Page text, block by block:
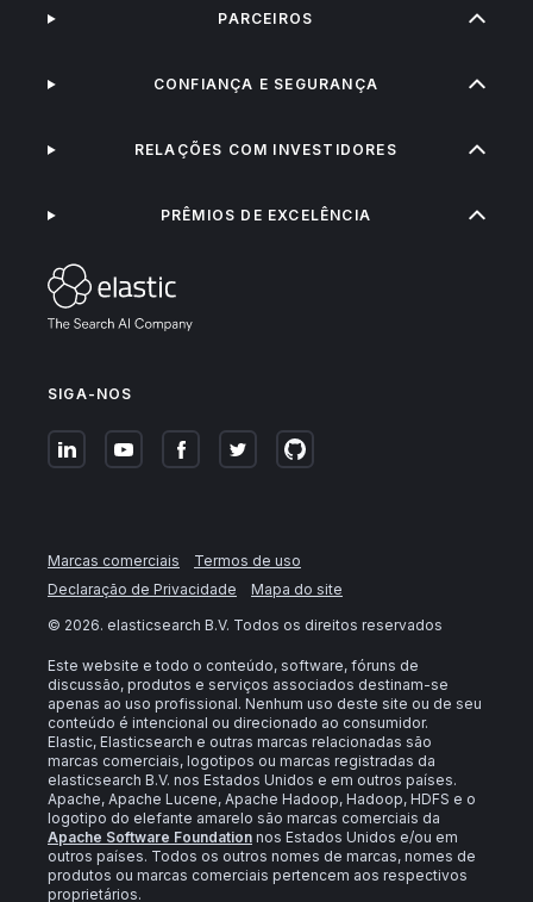
SIGA-NOS
PARCEIROS
CONFIANÇA E SEGURANÇA
RELAÇÕES COM INVESTIDORES
PRÊMIOS DE EXCELÊNCIA
Marcas comerciais
Termos de uso
Declaração de Privacidade
Mapa do site
© 2026. elasticsearch B.V. Todos os direitos reservados
Este website e todo o conteúdo, software, fóruns de
discussão, produtos e serviços associados destinam-se
apenas ao uso profissional. Nenhum uso deste site ou de seu
conteúdo é intencional ou direcionado ao consumidor.
Elastic, Elasticsearch e outras marcas relacionadas são
marcas comerciais, logotipos ou marcas registradas da
elasticsearch B.V. nos Estados Unidos e em outros países.
Apache, Apache Lucene, Apache Hadoop, Hadoop, HDFS e o
logotipo do elefante amarelo são marcas comerciais da
Apache Software Foundation nos Estados Unidos e/ou em
outros países. Todos os outros nomes de marcas, nomes de
produtos ou marcas comerciais pertencem aos respectivos
proprietários.